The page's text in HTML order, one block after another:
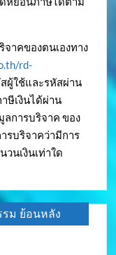
าคของตนเองทาง
rd-
ผู้ใช้และรหัสผ่าน
ษีเงินได้ผ่าน
ลการบริจาค ของ
รบริจาคว่ามีการ
นเงินเท่าใด
ม ย้อนหลัง